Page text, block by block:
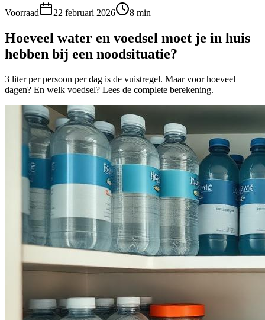
Voorraad 22 februari 2026 8 min
Hoeveel water en voedsel moet je in huis
hebben bij een noodsituatie?
3 liter per persoon per dag is de vuistregel. Maar voor hoeveel
dagen? En welk voedsel? Lees de complete berekening.